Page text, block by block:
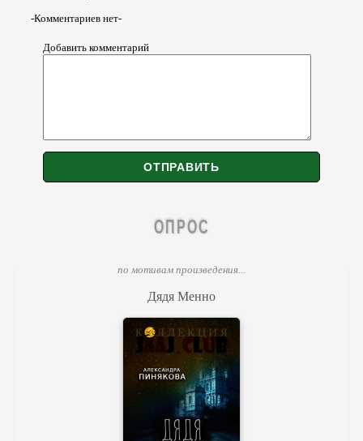
-Комментариев нет-
Добавить комментарий
ОПРОС
по мотивам произведения...
Дядя Менно